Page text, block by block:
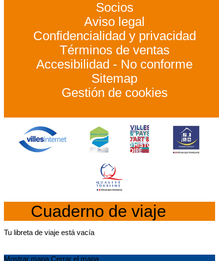
Socios
Aviso legal
Confidencialidad y privacidad
Términos de ventas
Accesibilidad - No conforme
Sitemap
Gestión de cookies
Cuaderno de viaje
Tu libreta de viaje está vacía
Mostrar mapa Cerrar el mapa